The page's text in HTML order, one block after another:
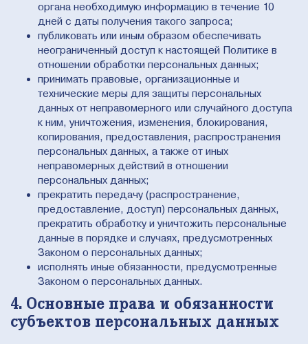
органа необходимую информацию в течение 10
дней с даты получения такого запроса;
публиковать или иным образом обеспечивать
неограниченный доступ к настоящей Политике в
отношении обработки персональных данных;
принимать правовые, организационные и
технические меры для защиты персональных
данных от неправомерного или случайного доступа
к ним, уничтожения, изменения, блокирования,
копирования, предоставления, распространения
персональных данных, а также от иных
неправомерных действий в отношении
персональных данных;
прекратить передачу (распространение,
предоставление, доступ) персональных данных,
прекратить обработку и уничтожить персональные
данные в порядке и случаях, предусмотренных
Законом о персональных данных;
исполнять иные обязанности, предусмотренные
Законом о персональных данных.
4. Основные права и обязанности
субъектов персональных данных